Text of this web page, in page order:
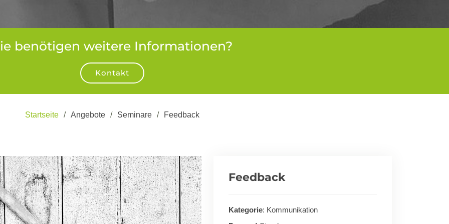
benötigen weitere Informationen?
Kontakt
Startseite Angebote Seminare Feedback
Feedback
Kategorie: Kommunikation